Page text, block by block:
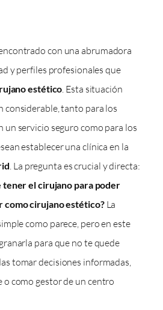
con una abrumadora
y perfiles profesionales que
estético. Esta situación
considerable, tanto para los
un servicio seguro como para los
establecer una clínica en la
. La pregunta es crucial y directa:
tener el cirujano para poder
como cirujano estético?La
como parece, pero en este
para que no te quede
tomar decisiones informadas,
o como gestor de un centro